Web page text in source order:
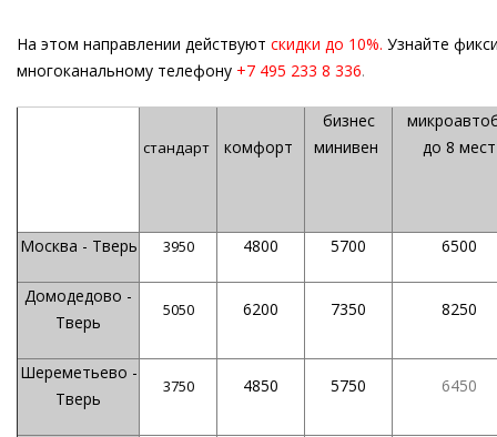
На этом направлении действуют скидки до 10%. Узнайте
многоканальному телефону +7 495 233 8 336.
стандарт комфорт
бизнес
минивен
до 8 мест
Москва - Тверь 3950 4800 5700 6500
Домодедово -
Тверь
5050 6200 7350 8250
Шереметьево -
Тверь
3750 4850 5750 6450